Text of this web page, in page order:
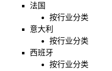
法国
按行业分类
意大利
按行业分类
西班牙
按行业分类